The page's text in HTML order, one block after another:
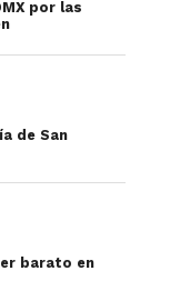
tipo de dona
por las
de San
barato en